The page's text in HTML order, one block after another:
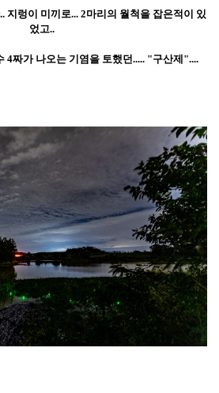
지렁이 미끼로... 2마리의 월척을 잡은적이 있
었고..
4짜가 나오는 기염을 토했던..... "구산제"....